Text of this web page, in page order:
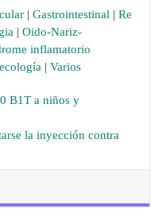
| Gastrointestinal| Re
| Oido-Nariz-
inflamatorio
| Varios
B1T a niños y
la inyección contra